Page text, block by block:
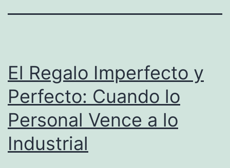
El Regalo Imperfecto y
Perfecto: Cuando lo
Personal Vence a lo
Industrial